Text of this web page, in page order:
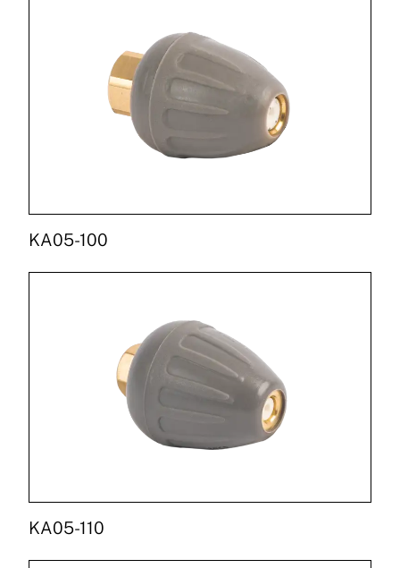
KA05-100
KA05-110